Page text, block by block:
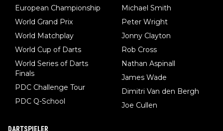
European Championship
World Grand Prix
World Matchplay
World Cup of Darts
World Series of Darts
Finals
PDC Challenge Tour
PDC Q-School
Michael Smith
Peter Wright
Jonny Clayton
Rob Cross
Nathan Aspinall
James Wade
Dimitri Van den Bergh
Joe Cullen
DARTSPIELER